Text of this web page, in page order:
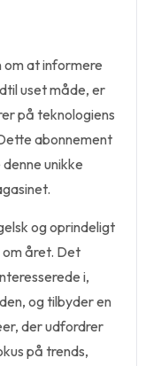
om at informere
uset måde, er
på teknologiens
abonnement
unikke
og oprindeligt
om året. Det
i,
og tilbyder en
der udfordrer
på trends,